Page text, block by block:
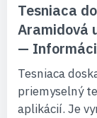
Tesniaca
Aramidová
—
Tesniaca
priemyselný
aplikácií. Je